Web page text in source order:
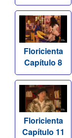
Floricienta
Capítulo 8
Floricienta
Capítulo 11